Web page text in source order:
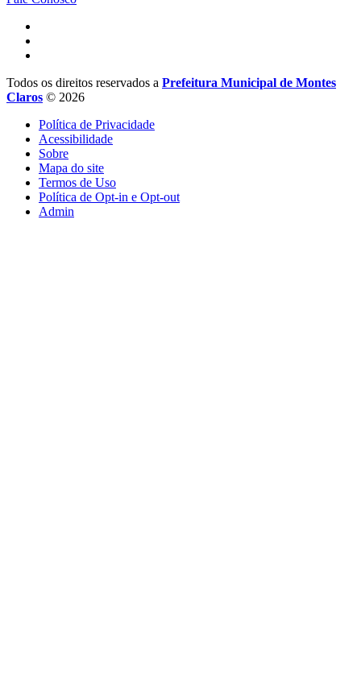
Todos os direitos reservados a Prefeitura Municipal de Montes
Claros © 2026
Política de Privacidade
Acessibilidade
Sobre
Mapa do site
Termos de Uso
Política de Opt-in e Opt-out
Admin